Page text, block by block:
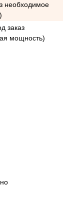
необходимое
заказ
мощность)